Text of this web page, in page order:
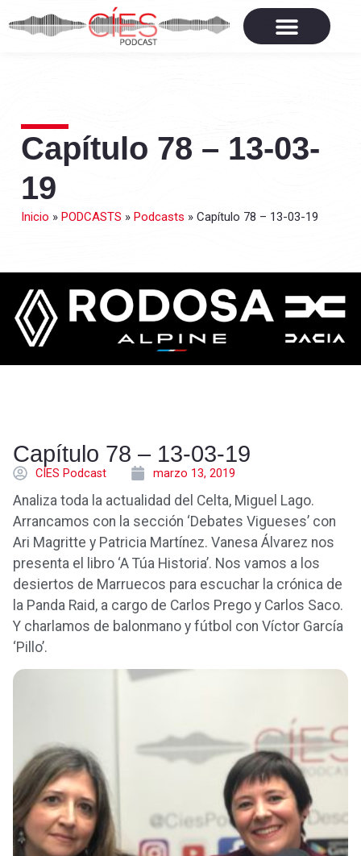
Capítulo 78 – 13-03-
19
Inicio » PODCASTS » Podcasts » Capítulo 78 – 13-03-19
Capítulo 78 – 13-03-19
CÍES Podcast marzo 13, 2019
Analiza toda la actualidad del Celta, Miguel Lago.
Arrancamos con la sección ‘Debates Vigueses’ con
Ari Magritte y Patricia Martínez. Vanesa Álvarez nos
presenta el libro ‘A Túa Historia’. Nos vamos a los
desiertos de Marruecos para escuchar la crónica de
la Panda Raid, a cargo de Carlos Prego y Carlos Saco.
Y charlamos de balonmano y fútbol con Víctor García
‘Pillo’.